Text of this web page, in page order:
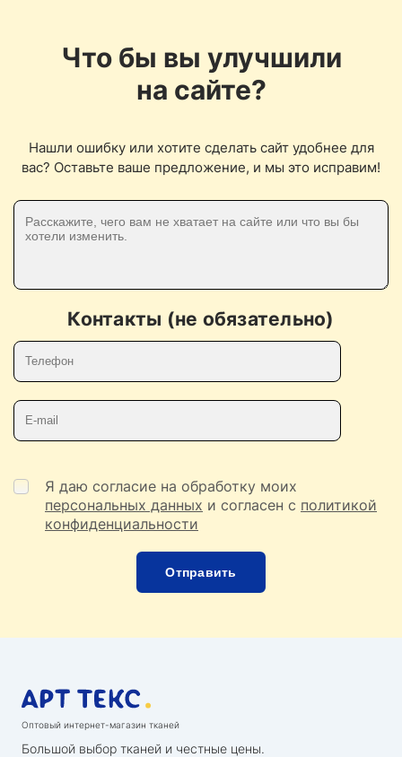
Что бы вы улучшили
на сайте?
Нашли ошибку или хотите сделать сайт удобнее для
вас? Оставьте ваше предложение, и мы это исправим!
Контакты (не обязательно)
Я даю согласие на обработку моих
персональных данных и согласен с политикой
конфиденциальности
Оптовый интернет-магазин тканей
Большой выбор тканей и честные цены.